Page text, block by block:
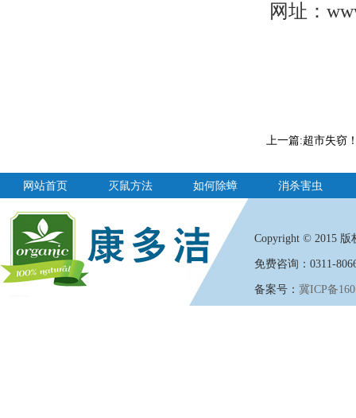
网址：
上一篇:超市失窃
网站首页 灭鼠方法 如何除蟑 消杀害虫
Copyright © 2015 版
免费咨询：0311-
备案号： 冀ICP备